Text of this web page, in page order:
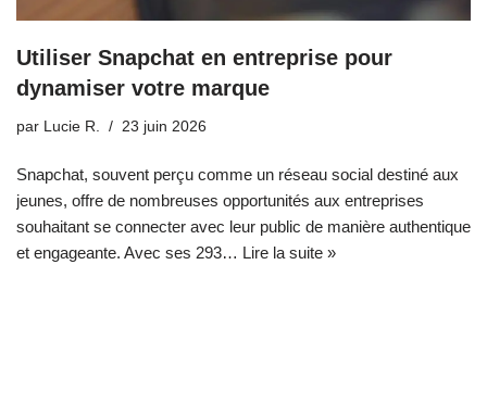
Utiliser Snapchat en entreprise pour
dynamiser votre marque
par Lucie R. 23 juin 2026
Snapchat, souvent perçu comme un réseau social destiné aux
jeunes, offre de nombreuses opportunités aux entreprises
souhaitant se connecter avec leur public de manière authentique
et engageante. Avec ses 293… Lire la suite »